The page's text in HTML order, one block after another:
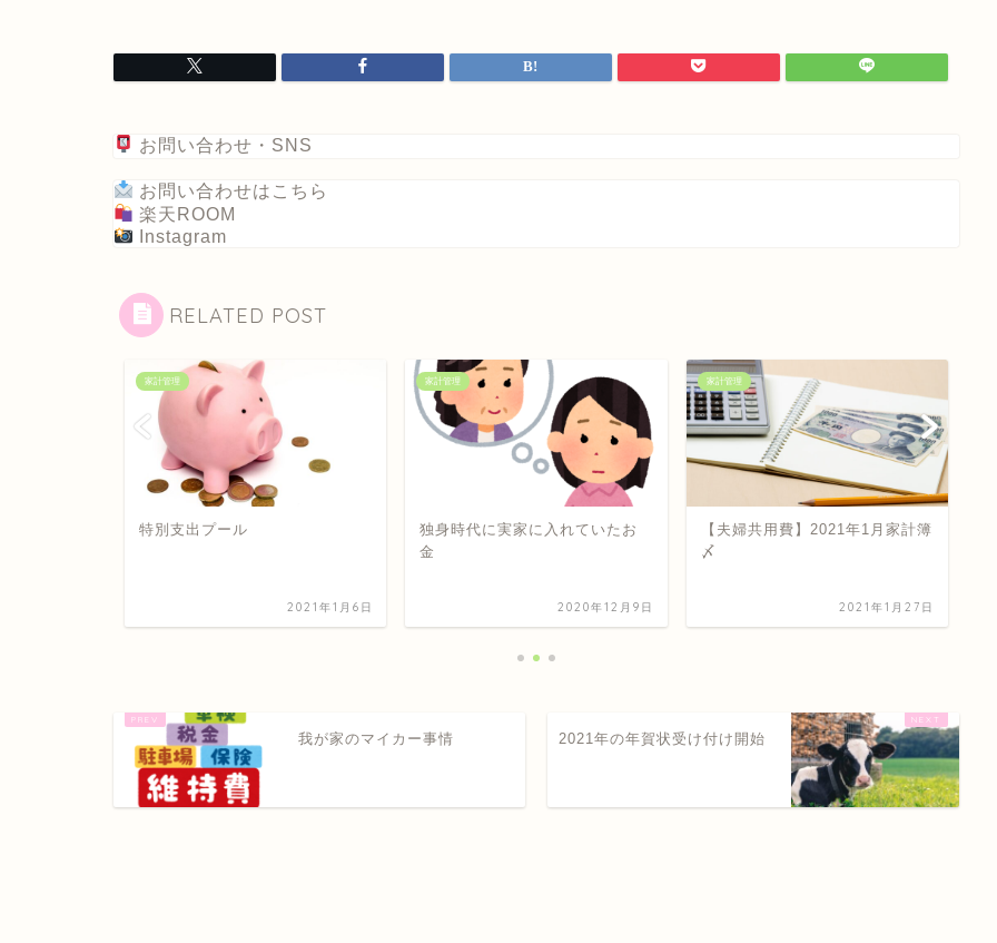
お問い合わせ・SNS
お問い合わせはこちら
楽天ROOM
Instagram
RELATED POST
家計管理
特別支出プール
2021年1月6日
家計管理
独身時代に実家に入れていたお
金
2020年12月9日
家計管理
【夫婦共用費】2021年1月家計簿
〆
2021年1月27日
我が家のマイカー事情 2021年の年賀状受け付け開始